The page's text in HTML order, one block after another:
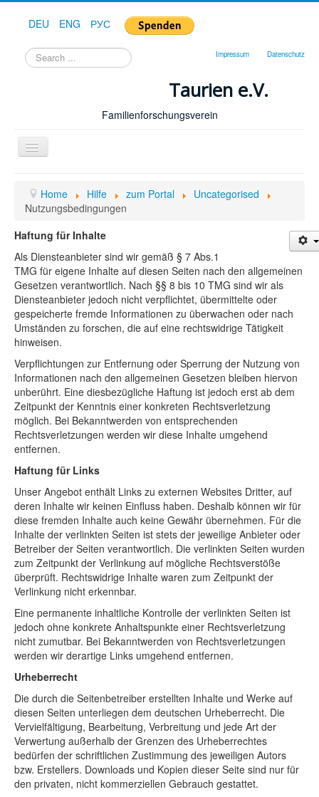
DEU ENG РУС
Search
...
Impressum Datenschutz
Taurien e.V.
Familienforschungsverein
Toggle
Navigation
Home
Hilfe zum Portal
Uncategorised
Nutzungsbedingungen
Haftung für Inhalte
Als Diensteanbieter sind wir gemäß § 7 Abs.1
TMG für eigene Inhalte auf diesen Seiten nach den allgemeinen
Gesetzen verantwortlich. Nach §§ 8 bis 10 TMG sind wir als
Diensteanbieter jedoch nicht verpflichtet, übermittelte oder
gespeicherte fremde Informationen zu überwachen oder nach
Umständen zu forschen, die auf eine rechtswidrige Tätigkeit
hinweisen.
Verpflichtungen zur Entfernung oder Sperrung der Nutzung von
Informationen nach den allgemeinen Gesetzen bleiben hiervon
unberührt. Eine diesbezügliche Haftung ist jedoch erst ab dem
Zeitpunkt der Kenntnis einer konkreten Rechtsverletzung
möglich. Bei Bekanntwerden von entsprechenden
Rechtsverletzungen werden wir diese Inhalte umgehend
entfernen.
Haftung für Links
Unser Angebot enthält Links zu externen Websites Dritter, auf
deren Inhalte wir keinen Einfluss haben. Deshalb können wir für
diese fremden Inhalte auch keine Gewähr übernehmen. Für die
Inhalte der verlinkten Seiten ist stets der jeweilige Anbieter oder
Betreiber der Seiten verantwortlich. Die verlinkten Seiten wurden
zum Zeitpunkt der Verlinkung auf mögliche Rechtsverstöße
überprüft. Rechtswidrige Inhalte waren zum Zeitpunkt der
Verlinkung nicht erkennbar.
Eine permanente inhaltliche Kontrolle der verlinkten Seiten ist
jedoch ohne konkrete Anhaltspunkte einer Rechtsverletzung
nicht zumutbar. Bei Bekanntwerden von Rechtsverletzungen
werden wir derartige Links umgehend entfernen.
Urheberrecht
Die durch die Seitenbetreiber erstellten Inhalte und Werke auf
diesen Seiten unterliegen dem deutschen Urheberrecht. Die
Vervielfältigung, Bearbeitung, Verbreitung und jede Art der
Verwertung außerhalb der Grenzen des Urheberrechtes
bedürfen der schriftlichen Zustimmung des jeweiligen Autors
bzw. Erstellers. Downloads und Kopien dieser Seite sind nur für
den privaten, nicht kommerziellen Gebrauch gestattet.